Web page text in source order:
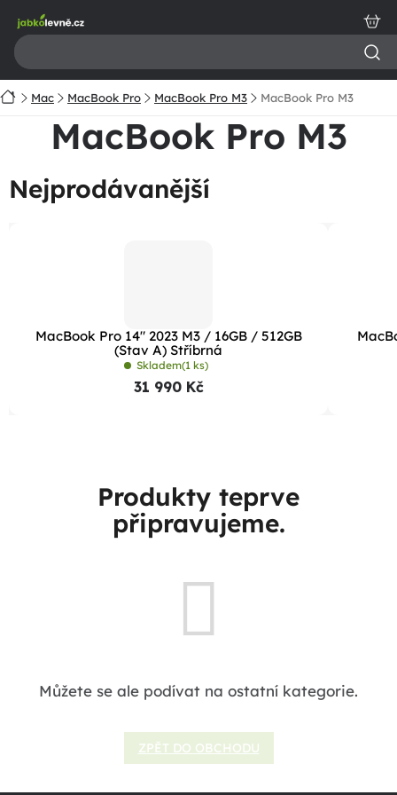
obsah
DomůMac MacBook Pro MacBook Pro M3 MacBook Pro M3
MacBook Pro M3
Nejprodávanější
MacBook Pro 14" 2023 M3 / 16GB / 512GB
(Stav A) Stříbrná
Skladem(1 ks)
31 990 Kč
Produkty teprve
připravujeme.
Můžete se ale podívat na ostatní kategorie.
ZPĚT DO OBCHODU